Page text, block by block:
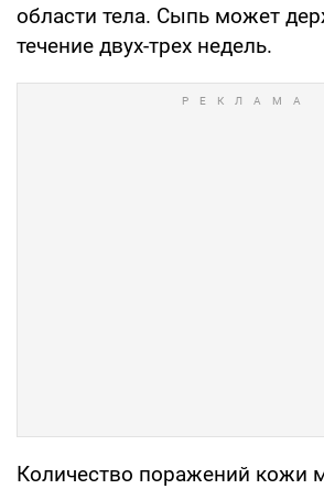
области тела. Сыпь может
течение двух-трех недель.
Количество поражений кожи